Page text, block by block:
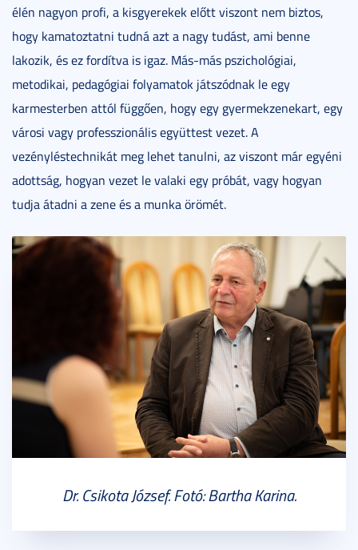
élén nagyon profi, a kisgyerekek előtt viszont nem biztos,
hogy kamatoztatni tudná azt a nagy tudást, ami benne
lakozik, és ez fordítva is igaz. Más-más pszichológiai,
metodikai, pedagógiai folyamatok játszódnak le egy
karmesterben attól függően, hogy egy gyermekzenekart, egy
városi vagy professzionális együttest vezet. A
vezényléstechnikát meg lehet tanulni, az viszont már egyéni
adottság, hogyan vezet le valaki egy próbát, vagy hogyan
tudja átadni a zene és a munka örömét.
Dr. Csikota József. Fotó: Bartha Karina.